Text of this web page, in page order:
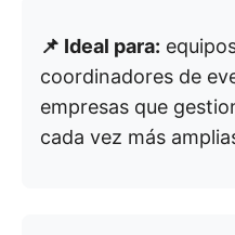
📌 Ideal para:
coordinadores de
empresas que
cada vez más